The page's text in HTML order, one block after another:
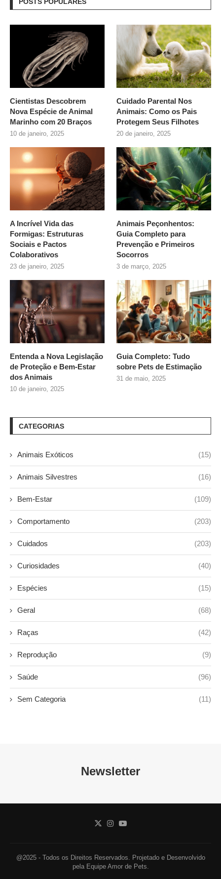
Cientistas Descobrem
Nova Espécie de Animal
Marinho com 20 Braços
10 de janeiro, 2025
Cuidado Parental Nos
Animais: Como os Pais
Protegem Seus Filhotes
20 de janeiro, 2025
A Incrível Vida das
Formigas: Estruturas
Sociais e Pactos
Colaborativos
23 de janeiro, 2025
Animais Peçonhentos:
Guia Completo para
Prevenção e Primeiros
Socorros
3 de março, 2025
Entenda a Nova Legislação
de Proteção e Bem-Estar
dos Animais
10 de janeiro, 2025
Guia Completo: Tudo
sobre Pets de Estimação
31 de maio, 2025
CATEGORIAS
Animais Exóticos (15)
Animais Silvestres (16)
Bem-Estar (109)
Comportamento (203)
Cuidados (203)
Curiosidades (40)
Espécies (15)
Geral (68)
Raças (42)
Reprodução (9)
Saúde (96)
Sem Categoria (11)
Newsletter
@2025 - Todos os Direitos Reservados. Projetado e Desenvolvido
pela Equipe Amor de Pets.